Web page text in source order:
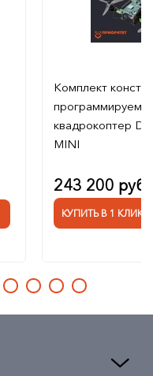
Комплект
квадрокоптер
MINI
243 200 руб.
КУПИТЬ В 1 КЛИК